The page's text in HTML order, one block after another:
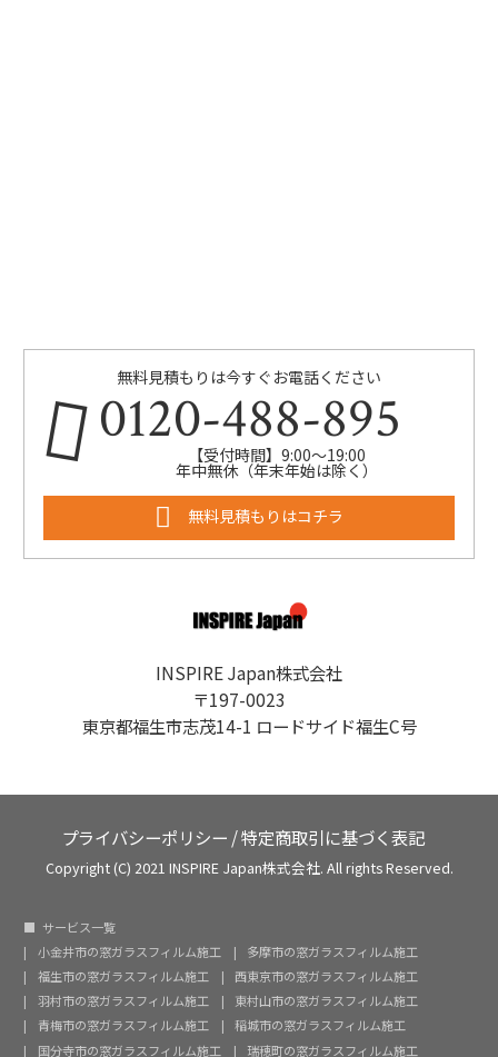
無料見積もりは今すぐお電話ください
0120-488-895
【受付時間】9:00～19:00
年中無休（年末年始は除く）
無料見積もりはコチラ
INSPIRE Japan株式会社
〒197-0023
東京都福生市志茂14-1 ロードサイド福生C号
プライバシーポリシー /特定商取引に基づく表記
Copyright (C) 2021 INSPIRE Japan株式会社. All rights Reserved.
サービス一覧
小金井市の窓ガラスフィルム施工
多摩市の窓ガラスフィルム施工
福生市の窓ガラスフィルム施工
西東京市の窓ガラスフィルム施工
羽村市の窓ガラスフィルム施工
東村山市の窓ガラスフィルム施工
青梅市の窓ガラスフィルム施工
稲城市の窓ガラスフィルム施工
国分寺市の窓ガラスフィルム施工
瑞穂町の窓ガラスフィルム施工